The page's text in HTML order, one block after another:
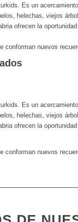
Es un
helechas, viejos
ofrecen la
conforman nuevos
Es un
helechas, viejos
ofrecen la
conforman nuevos